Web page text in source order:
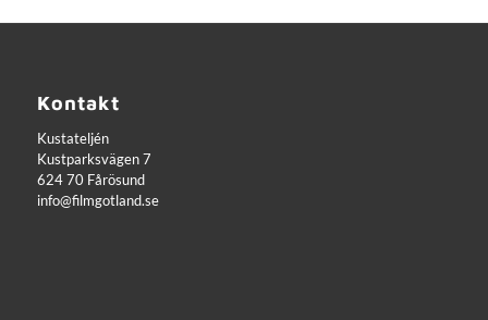
Kontakt
Kustateljén
Kustparksvägen 7
624 70 Fårösund
info@filmgotland.se